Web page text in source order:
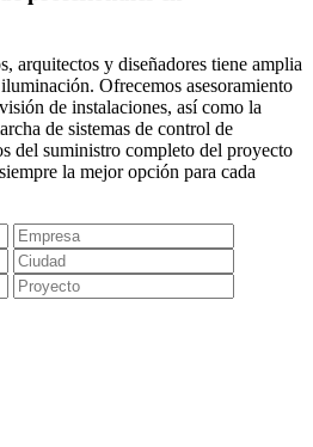
arquitectos y diseñadores tiene amplia
Ofrecemos asesoramiento
de instalaciones, así como la
de sistemas de control de
del suministro completo del proyecto
la mejor opción para cada